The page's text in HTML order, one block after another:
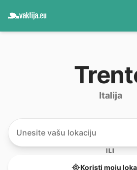
Italija
ILI
Koristi moju